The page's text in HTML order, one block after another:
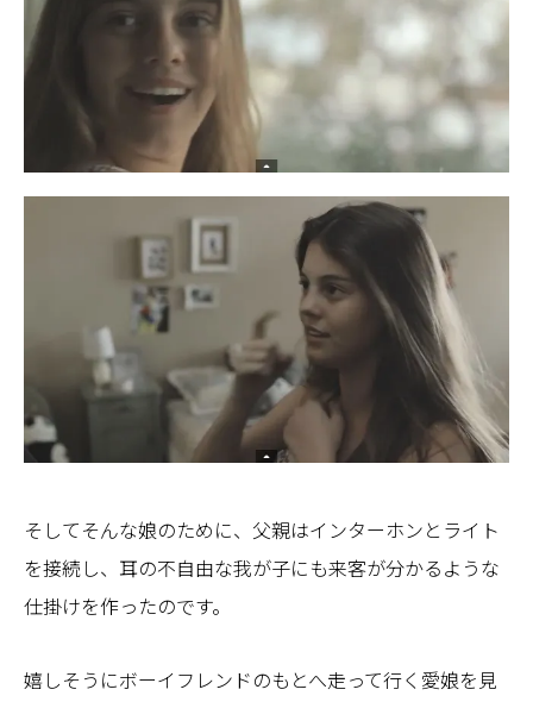
そしてそんな娘のために、父親はインターホンとライト
を接続し、耳の不自由な我が子にも来客が分かるような
仕掛けを作ったのです。
嬉しそうにボーイフレンドのもとへ走って行く愛娘を見